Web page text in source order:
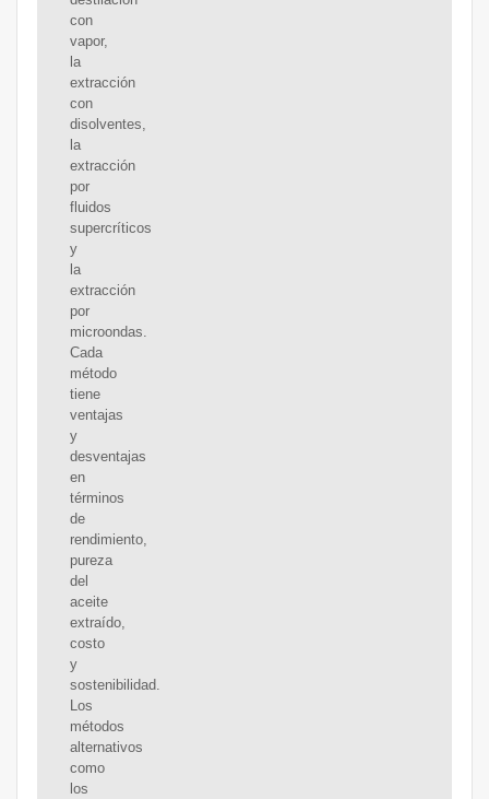
con
vapor,
la
extracción
con
disolventes,
la
extracción
por
fluidos
supercríticos
y
la
extracción
por
microondas.
Cada
método
tiene
ventajas
y
desventajas
en
términos
de
rendimiento,
pureza
del
aceite
extraído,
costo
y
sostenibilidad.
Los
métodos
alternativos
como
los